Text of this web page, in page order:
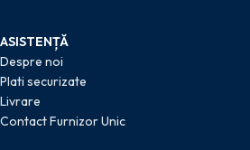
ASISTENȚĂ
Despre noi
Plati securizate
Livrare
Contact Furnizor Unic